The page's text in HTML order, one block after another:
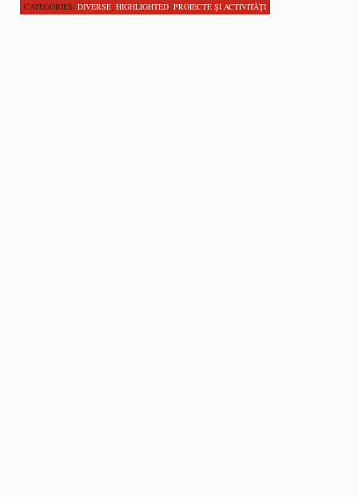
CATEGORIES: DIVERSE, HIGHLIGHTED, PROIECTE ŞI ACTIVITĂŢI